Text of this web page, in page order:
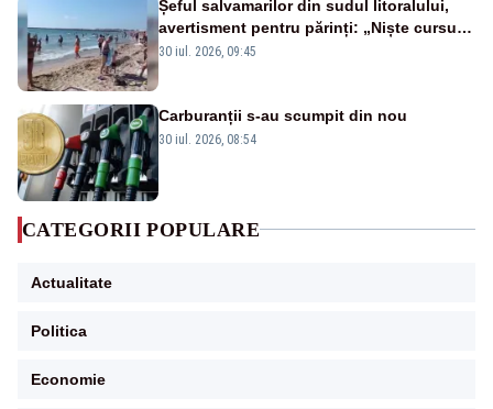
Șeful salvamarilor din sudul litoralului,
avertisment pentru părinți: „Niște cursuri
de înot la piscină nu sunt suficiente”
30 iul. 2026, 09:45
Carburanții s-au scumpit din nou
30 iul. 2026, 08:54
CATEGORII POPULARE
Actualitate
Politica
Economie